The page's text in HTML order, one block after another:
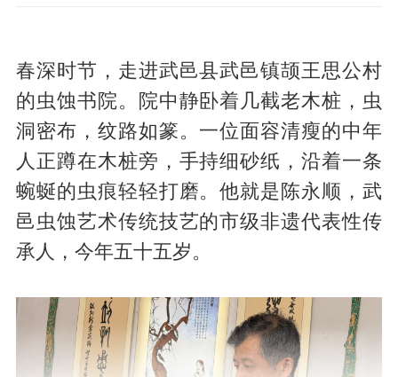
春深时节，走进武邑县武邑镇颉王思公村
的虫蚀书院。院中静卧着几截老木桩，虫
洞密布，纹路如篆。一位面容清瘦的中年
人正蹲在木桩旁，手持细砂纸，沿着一条
蜿蜒的虫痕轻轻打磨。他就是陈永顺，武
邑虫蚀艺术传统技艺的市级非遗代表性传
承人，今年五十五岁。